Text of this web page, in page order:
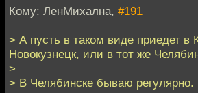
Кому: ЛенМихална, #191
> А пусть в таком виде приедет в
Новокузнецк, или в тот же
>
> В Челябинске бываю регулярно.